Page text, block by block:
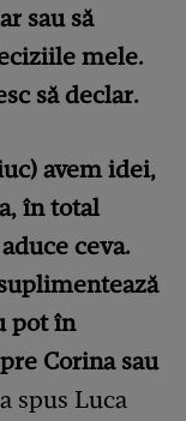
sau să
mele.
să declar.
avem idei,
în total
ceva.
pot în
Corina sau
a spus Luca